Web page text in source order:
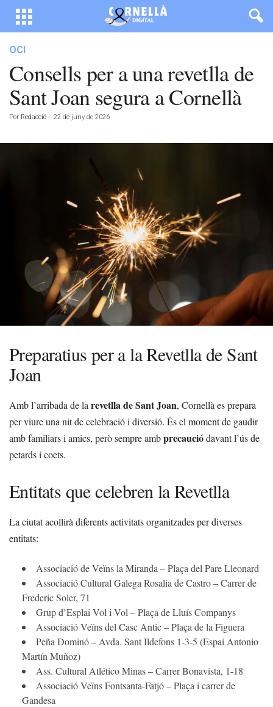
OCI
Consells per a una revetlla de
Sant Joan segura a Cornellà
Por Redacció - 22 de juny de 2026
Preparatius per a la Revetlla de Sant
Joan
Amb l’arribada de la revetlla de Sant Joan, Cornellà es prepara
per viure una nit de celebració i diversió. És el moment de gaudir
amb familiars i amics, però sempre ambprecauciódavant l’ús de
petards i coets.
Entitats que celebren la Revetlla
La ciutat acollirà diferents activitats organitzades per diverses
entitats:
Associació de Veïns la Miranda – Plaça del Pare Lleonard
Associació Cultural Galega Rosalia de Castro – Carrer de
Frederic Soler, 71
Grup d’Esplai Vol i Vol – Plaça de Lluís Companys
Associació Veïns del Casc Antic – Plaça de la Figuera
Peña Dominó – Avda. Sant Ildefons 1-3-5 (Espai Antonio
Martín Muñoz)
Ass. Cultural Atlético Minas – Carrer Bonavista, 1-18
Associació Veïns Fontsanta-Fatjó – Plaça i carrer de
Gandesa